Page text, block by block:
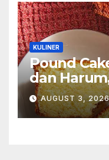
KULINER
Pound
dan
Kelezatan
Tak
Pesona
AUGUST 3,